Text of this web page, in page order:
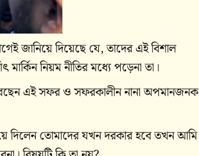
জানিয়ে দিয়েছে যে, তাদের এই বিশাল
নিয়ম নীতির মধ্যে পড়েনা তা।
এই সফর ও সফরকালীন নানা অপমানজনক
দিলেন তোমাদের যখন দরকার হবে তখন আমি